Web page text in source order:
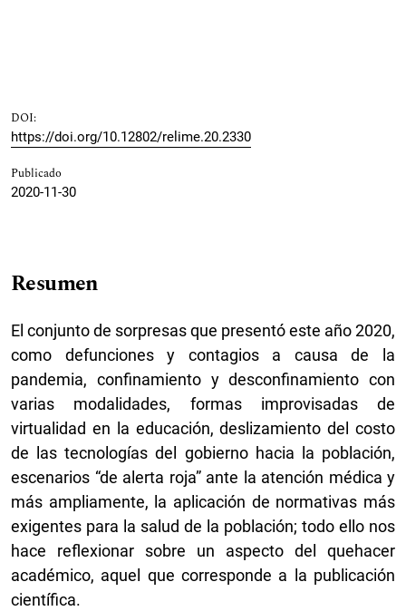
DOI:
https://doi.org/10.12802/relime.20.2330
Publicado
2020-11-30
Resumen
El conjunto de sorpresas que presentó este año 2020,
como defunciones y contagios a causa de la
pandemia, confinamiento y desconfinamiento con
varias modalidades, formas improvisadas de
virtualidad en la educación, deslizamiento del costo
de las tecnologías del gobierno hacia la población,
escenarios “de alerta roja” ante la atención médica y
más ampliamente, la aplicación de normativas más
exigentes para la salud de la población; todo ello nos
hace reflexionar sobre un aspecto del quehacer
académico, aquel que corresponde a la publicación
científica.